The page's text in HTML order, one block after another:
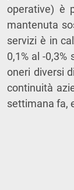
operative) è
mantenuta
servizi è in
0,1% al -
oneri diversi
continuità
settimana fa,